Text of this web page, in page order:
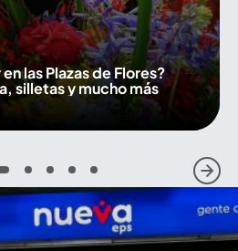
las Plazas de Flores?
silletas y mucho más
2 3 4 5